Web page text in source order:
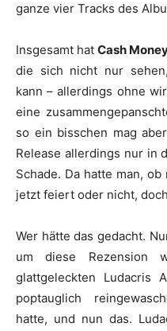
ganze vier Tracks des
Insgesamt hatCash
die sich nicht nur
kann – allerdings ohne
eine
so ein bisschen mag
Release allerdings nur in
Schade. Da hatte man,
jetzt feiert oder nicht,
Wer hätte das gedacht.
um diese Rezension
glattgeleckten Ludacris
poptauglich
hatte, und nun das.